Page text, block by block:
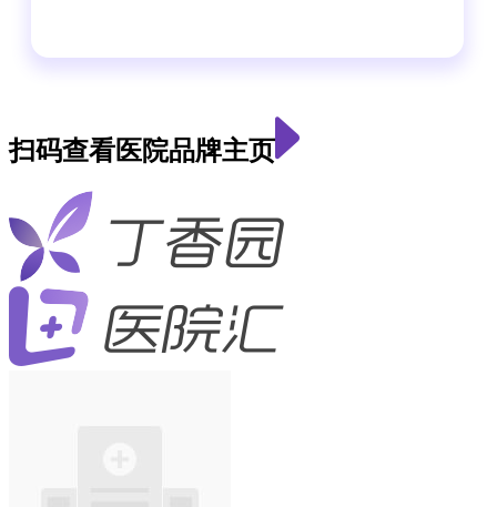
扫码查看医院品牌主页